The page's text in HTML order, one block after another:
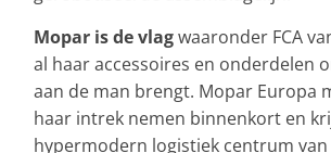
Mopar is de vlagwaaronder FCA
al haar accessoires en onderdelen
aan de man brengt. Mopar Europa
haar intrek nemen binnenkort en
hypermodern logistiek centrum